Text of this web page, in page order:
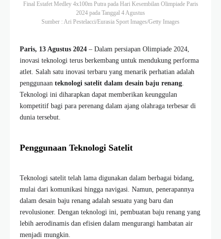
Final Estafet Medley 4x100m Putra pada Hari Kesembilan Olimpiade Paris
2024 pada Tanggal 4 Agustus
Sumber : Ari Pestelacci/Eurasia Sport Images/Getty Images
Paris, 13 Agustus 2024 – Dalam persiapan Olimpiade 2024,
inovasi teknologi terus berkembang untuk mendukung performa
atlet. Salah satu inovasi terbaru yang menarik perhatian adalah
penggunaan teknologi satelit dalam desain baju renang.
Teknologi ini diharapkan dapat memberikan keunggulan
kompetitif bagi para perenang dalam ajang olahraga terbesar di
dunia tersebut.
Penggunaan Teknologi Satelit
Teknologi satelit telah lama digunakan dalam berbagai bidang,
mulai dari komunikasi hingga navigasi. Namun, penerapannya
dalam desain baju renang adalah sesuatu yang baru dan
revolusioner. Dengan teknologi ini, pembuatan baju renang yang
lebih aerodinamis dan efisien dalam mengurangi hambatan air
menjadi mungkin.